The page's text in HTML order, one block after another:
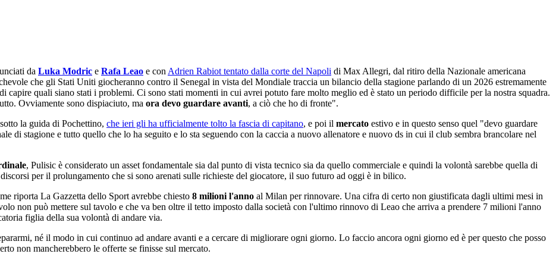
da Luka Modric e Rafa Leao e con Adrien Rabiot tentato dalla corte del Napoli di Max Allegri, dal ritiro della Nazionale americana
che gli Stati Uniti giocheranno contro il Senegal in vista del Mondiale traccia un bilancio della stagione parlando di un 2026 estremamente
capire quali siano stati i problemi. Ci sono stati momenti in cui avrei potuto fare molto meglio ed è stato un periodo difficile per la nostra squadra.
Ovviamente sono dispiaciuto, ma ora devo guardare avanti, a ciò che ho di fronte".
la guida di Pochettino, che ieri gli ha ufficialmente tolto la fascia di capitano, e poi il mercato estivo e in questo senso quel "devo guardare
di stagione e tutto quello che lo ha seguito e lo sta seguendo con la caccia a nuovo allenatore e nuovo ds in cui il club sembra brancolare nel
, Pulisic è considerato un asset fondamentale sia dal punto di vista tecnico sia da quello commerciale e quindi la volontà sarebbe quella di
per il prolungamento che si sono arenati sulle richieste del giocatore, il suo futuro ad oggi è in bilico.
riporta La Gazzetta dello Sport avrebbe chiesto 8 milioni l'anno al Milan per rinnovare. Una cifra di certo non giustificata dagli ultimi mesi in
non può mettere sul tavolo e che va ben oltre il tetto imposto dalla società con l'ultimo rinnovo di Leao che arriva a prendere 7 milioni l'anno
figlia della sua volontà di andare via.
né il modo in cui continuo ad andare avanti e a cercare di migliorare ogni giorno. Lo faccio ancora ogni giorno ed è per questo che posso
non mancherebbero le offerte se finisse sul mercato.